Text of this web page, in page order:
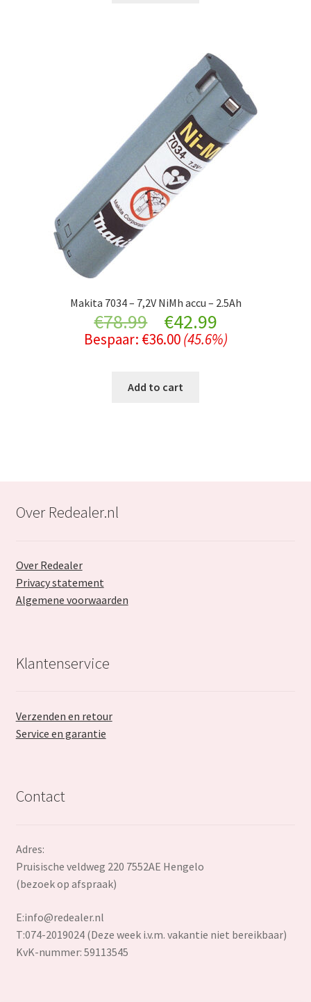
Makita 7034 – 7,2V NiMh accu – 2.5Ah
€78.99
Original
price
was:
€42.99Current
price
Bespaar: €36.00 (45.6%)
Add to cart
Over Redealer.nl
Over Redealer
Privacy statement
Algemene voorwaarden
Klantenservice
Verzenden en retour
Service en garantie
Contact
Adres:
Pruisische veldweg 220 7552AE Hengelo
(bezoek op afspraak)
E:info@redealer.nl
T:074-2019024 (Deze week i.v.m. vakantie niet bereikbaar)
KvK-nummer: 59113545